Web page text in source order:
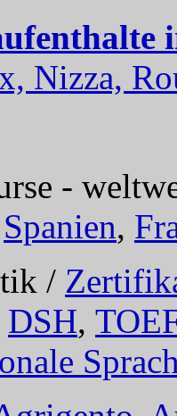
Nizza,
-
Spanien,
/
DSH,